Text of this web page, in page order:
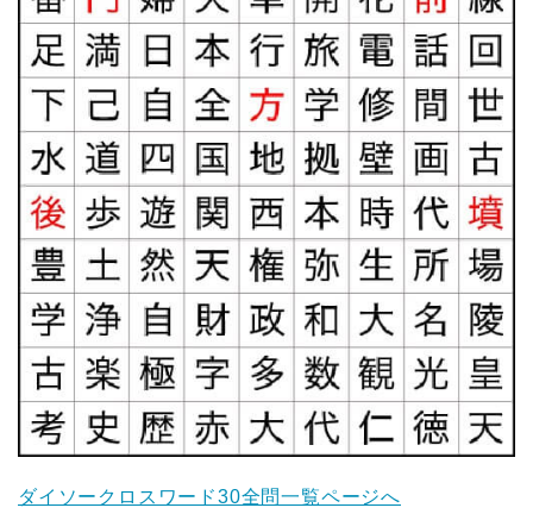
ダイソークロスワード30全問一覧ページへ